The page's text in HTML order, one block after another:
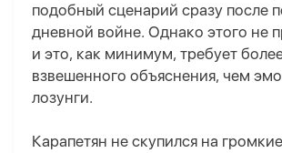
подобный сценарий сразу после
дневной войне. Однако этого не
и это, как минимум, требует
взвешенного объяснения, чем
лозунги.
Карапетян не скупился на громкие